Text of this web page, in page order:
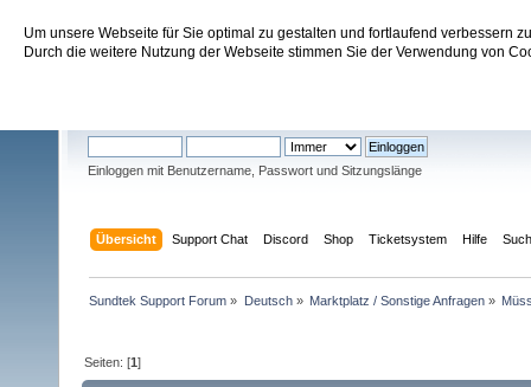
Um unsere Webseite für Sie optimal zu gestalten und fortlaufend verbessern
Durch die weitere Nutzung der Webseite stimmen Sie der Verwendung von
Sundtek Support Forum
Einloggen mit Benutzername, Passwort und Sitzungslänge
Übersicht Support Chat Discord Shop Ticketsystem Hilfe
Sundtek Support Forum » Deutsch» Marktplatz / Sonstige Anfragen»
Seiten: [1]